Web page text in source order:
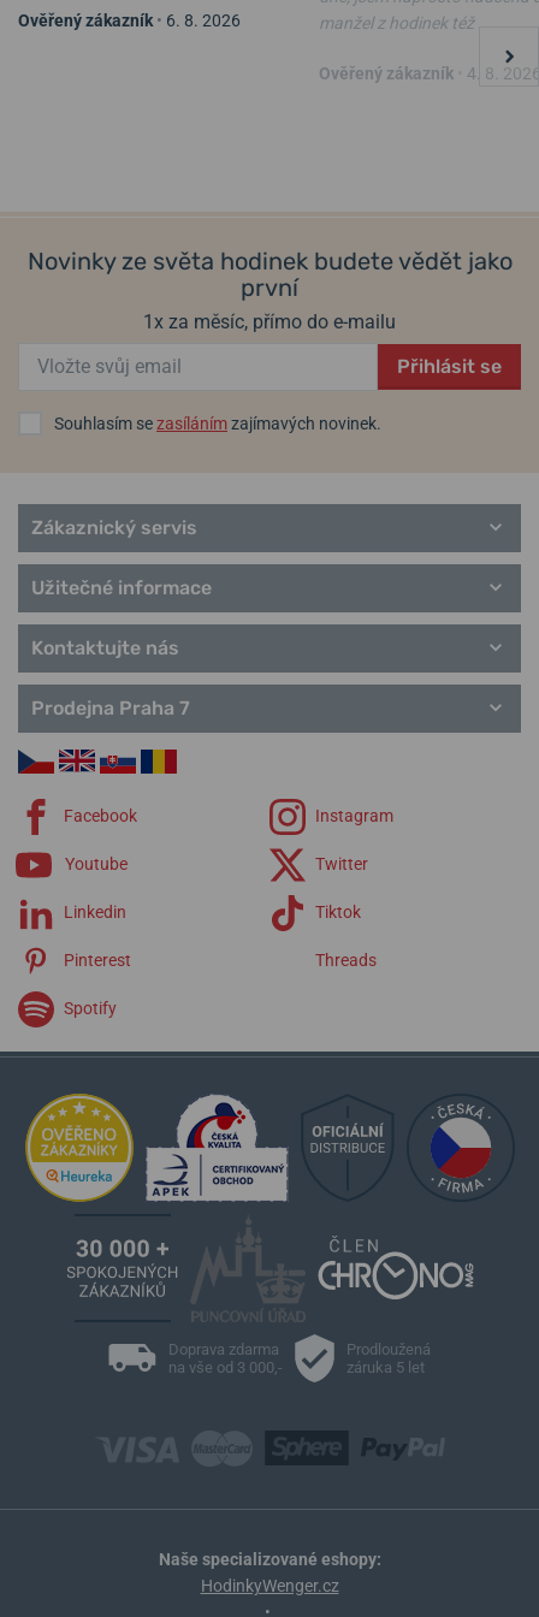
Superslim
Ověřený zákazník • 6. 8. 2026
manžel z hodinek též
Ověřený zákazník 4. 8.
Novinky ze světa hodinek budete vědět jako
první
1x za měsíc, přímo do e-mailu
Přihlásit se
Souhlasím sezasílánímzajímavých novinek.
Zákaznický servis
Užitečné informace
Kontaktujte nás
Prodejna Praha 7
Facebook Instagram
Youtube Twitter
Linkedin Tiktok
Pinterest Threads
Spotify
Doprava zdarma
na vše od 3 000,-
Prodloužená
záruka 5 let
Naše specializované eshopy:
HodinkyWenger.cz
•